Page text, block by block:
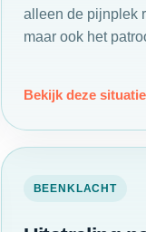
alleen de pijnplek
maar ook het
Bekijk deze situatie
BEENKLACHT